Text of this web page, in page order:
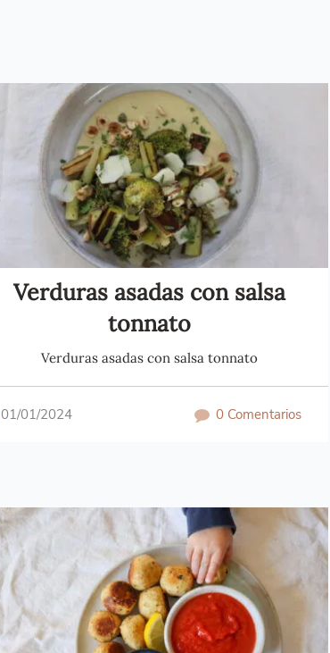
Verduras asadas con salsa
tonnato
Verduras asadas con salsa tonnato
01/01/2024 0 Comentarios